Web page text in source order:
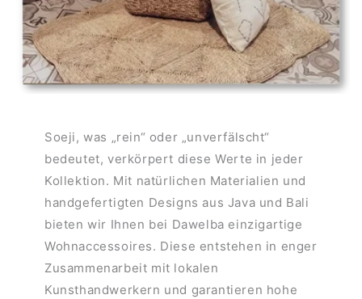
Soeji, was „rein“ oder „unverfälscht“
bedeutet, verkörpert diese Werte in jeder
Kollektion. Mit natürlichen Materialien und
handgefertigten Designs aus Java und Bali
bieten wir Ihnen bei Dawelba einzigartige
Wohnaccessoires. Diese entstehen in enger
Zusammenarbeit mit lokalen
Kunsthandwerkern und garantieren hohe